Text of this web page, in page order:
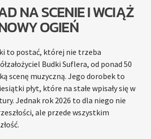
NA SCENIE I WCIĄŻ
OGIEŃ
to postać, której nie trzeba
Budki Suflera, od ponad 50
scenę muzyczną. Jego dorobek to
płyt, które na stałe wpisały się w
Jednak rok 2026 to dla niego nie
ale przede wszystkim